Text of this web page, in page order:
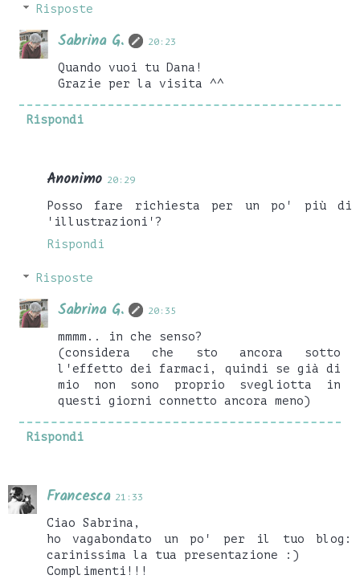
Risposte
Sabrina G. 20:23
Quando vuoi tu Dana!
Grazie per la visita ^^
Rispondi
Anonimo 20:29
Posso fare richiesta per un po' più di
'illustrazioni'?
Rispondi
Risposte
Sabrina G. 20:35
mmmm.. in che senso?
(considera che sto ancora sotto
l'effetto dei farmaci, quindi se già di
mio non sono proprio svegliotta in
questi giorni connetto ancora meno)
Rispondi
Francesca 21:33
Ciao Sabrina,
ho vagabondato un po' per il tuo blog:
carinissima la tua presentazione :)
Complimenti!!!